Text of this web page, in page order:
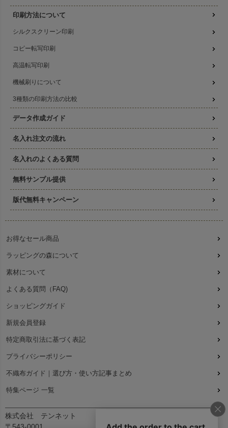
印刷方法について
シルクスクリーン印刷
コピー転写印刷
高温転写印刷
機械刷りについて
3種類の印刷方法の比較
データ作成ガイド
名入れ注文の流れ
名入れのよくある質問
無料サンプル提供
版代無料キャンペーン
お得なセール商品
ラッピングの森について
素材について
よくある質問（FAQ)
ショッピングガイド
新規会員登録
特定商取引法に基づく表記
プライバシーポリシー
不織布ガイド｜選び方・使い方記事まとめ
特集ページ 一覧
株式会社 テンネット
〒543-0001